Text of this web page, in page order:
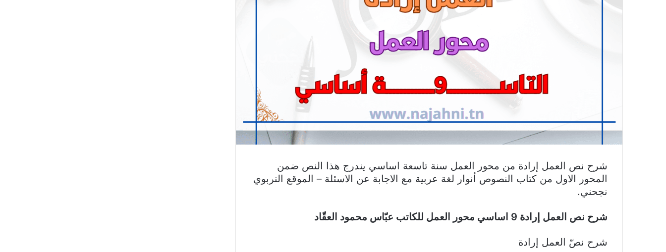
شرح نص العمل إرادة من محور العمل سنة تاسعة اساسي يندرج هذا النص ضمن
المحور الاول من كتاب النصوص أنوار لغة عربية مع الاجابة عن الاسئلة – الموقع التربوي
نجحني.
شرح نص العمل إرادة 9 اساسي محور العمل للكاتب عبّاس محمود العقّاد
شرح نصّ العمل إرادة